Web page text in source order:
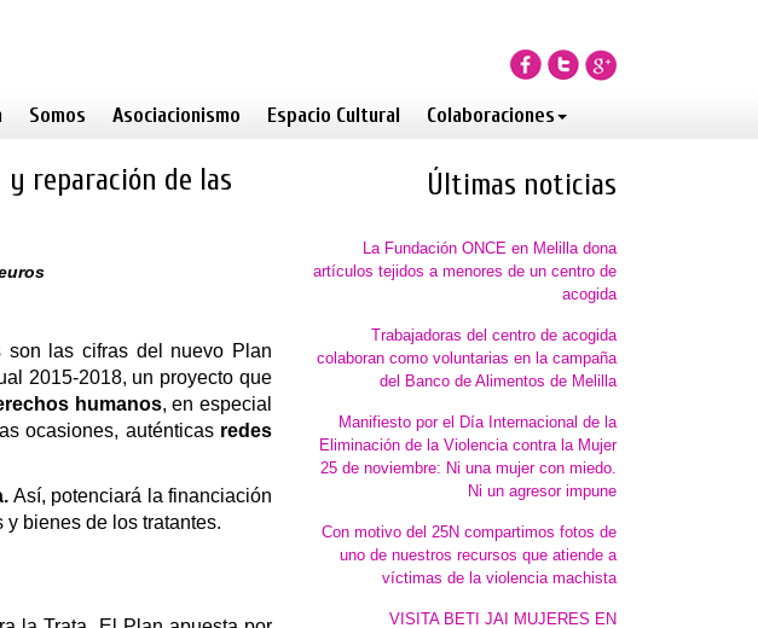
Somos Asociacionismo Espacio Cultural Colaboraciones
reparación de las
son las cifras del nuevo Plan
2015-2018, un proyecto que
humanos, en especial
ocasiones, auténticas redes
Así, potenciará la financiación
bienes de los tratantes.
Últimas noticias
La Fundación ONCE en Melilla dona
artículos tejidos a menores de un centro de
acogida
Trabajadoras del centro de acogida
colaboran como voluntarias en la campaña
del Banco de Alimentos de Melilla
Manifiesto por el Día Internacional de la
Eliminación de la Violencia contra la Mujer
25 de noviembre: Ni una mujer con miedo.
Ni un agresor impune
Con motivo del 25N compartimos fotos de
uno de nuestros recursos que atiende a
víctimas de la violencia machista
VISITA BETI JAI MUJERES EN